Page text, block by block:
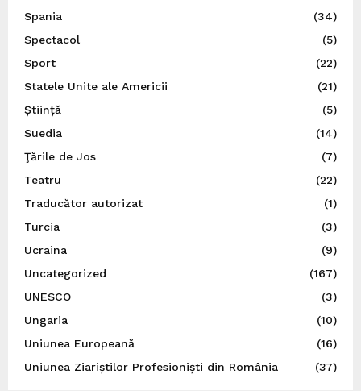
Spania
(34)
Spectacol
(5)
Sport
(22)
Statele Unite ale Americii
(21)
Știință
(5)
Suedia
(14)
Ţările de Jos
(7)
Teatru
(22)
Traducător autorizat
(1)
Turcia
(3)
Ucraina
(9)
Uncategorized
(167)
UNESCO
(3)
Ungaria
(10)
Uniunea Europeană
(16)
Uniunea Ziariștilor Profesioniști din România
(37)